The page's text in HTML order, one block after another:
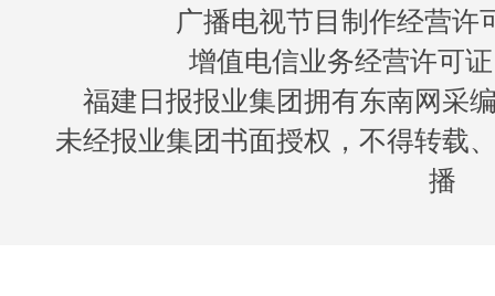
广播电视节目制作经营许
增值电信业务经营许可
福建日报报业集团拥有东南网采
未经报业集团书面授权，不得转载
播